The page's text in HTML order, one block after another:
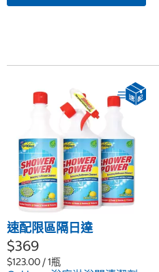
速配限區隔日達
$369
$123.00 / 1瓶